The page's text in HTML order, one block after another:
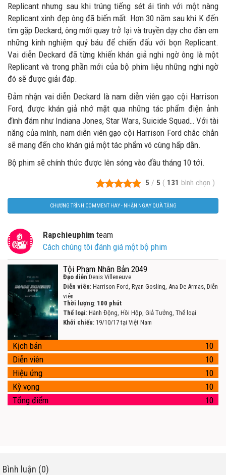
Replicant nhưng sau khi trúng tiếng sét ái tình với một nàng
Replicant xinh đẹp ông đã biến mất. Hơn 30 năm sau khi K đến
tìm gặp Deckard, ông mới quay trở lại và truyền dạy cho đàn em
những kinh nghiệm quý báu để chiến đấu với bọn Replicant.
Vai diễn Deckard đã từng khiến khán giả nghi ngờ ông là một
Replicant và trong phần mới của bộ phim liệu những nghi ngờ
đó sẽ được giải đáp.
Đảm nhận vai diễn Deckard là nam diễn viên gạo cội Harrison
Ford, được khán giả nhớ mặt qua những tác phẩm điện ảnh
đình đám như Indiana Jones, Star Wars, Suicide Squad… Với tài
năng của mình, nam diễn viên gạo cội Harrison Ford chắc chắn
sẽ mang đến cho khán giả một tác phẩm vô cùng hấp dẫn.
Bộ phim sẽ chính thức được lên sóng vào đầu tháng 10 tới.
5 / 5 ( 131 bình chọn )
CHƯƠNG TRÌNH COMMENT HAY - NHẬN NGAY QUÀ TẶNG
Rapchieuphim team
Cách chúng tôi đánh giá một bộ phim
Tội Phạm Nhân Bản 2049
Đạo diễn:Denis Villeneuve
Diễn viên: Harrison Ford, Ryan Gosling, Ana De Armas, Diễn
viên
Thời lượng: 100 phút
Thể loại: Hành Động, Hồi Hộp, Giả Tưởng, Thể loại
Khởi chiếu: 19/10/17 tại Việt Nam
Kịch bản
10
Diễn viên
10
Hiệu ứng
10
Kỳ vọng
10
Tổng điểm
10
Bình luận (0)